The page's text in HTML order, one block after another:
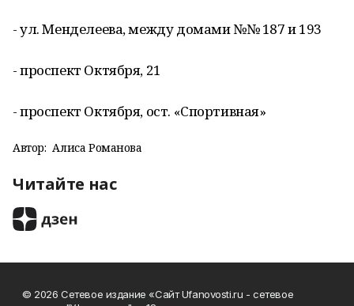
- ул. Менделеева, между домами №№ 187 и 193
- проспект Октября, 21
- проспект Октября, ост. «Спортивная»
Автор: Алиса Романова
Читайте нас
© 2026 Сетевое издание «Сайт Ufanovosti.ru - сетевое